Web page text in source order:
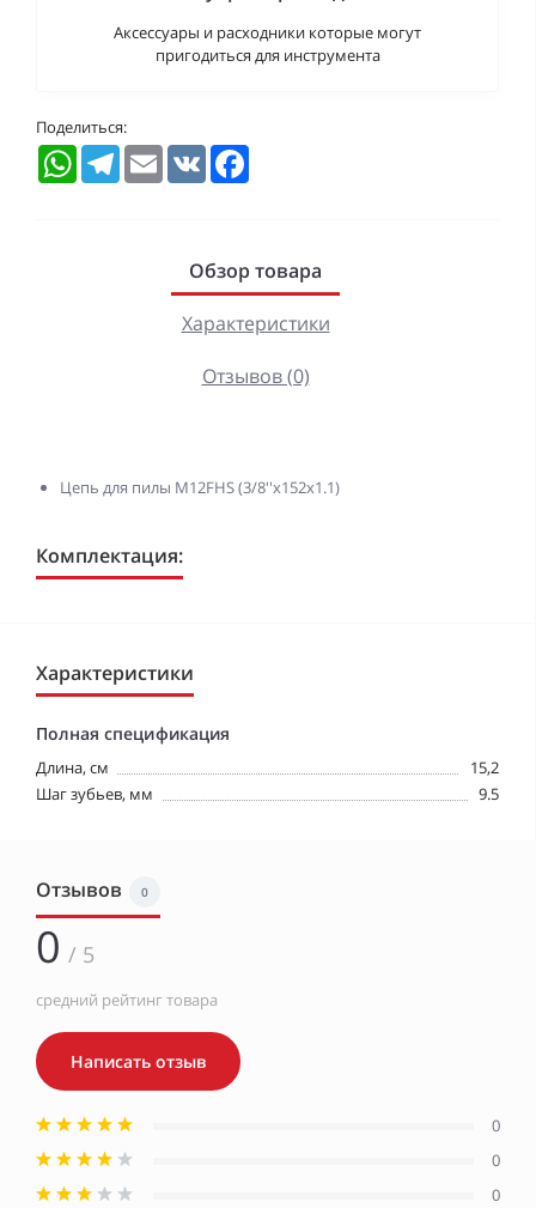
Аксессуары и расходники которые могут
пригодиться для инструмента
Поделиться:
WhatsAppTelegramEmail VK
Обзор товара
Характеристики
Отзывов (0)
Цепь для пилы M12FHS (3/8''x152x1.1)
Комплектация:
Характеристики
Полная спецификация
Длина, см
15,2
Шаг зубьев, мм
9.5
Отзывов 0
0 / 5
средний рейтинг товара
Написать отзыв
0
0
0